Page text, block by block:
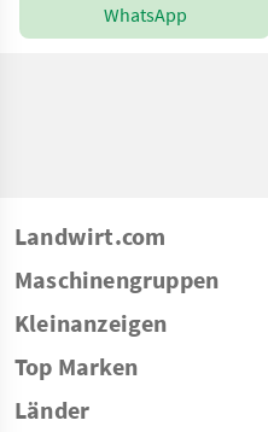
WhatsApp
Landwirt.com
Maschinengruppen
Kleinanzeigen
Top Marken
Länder